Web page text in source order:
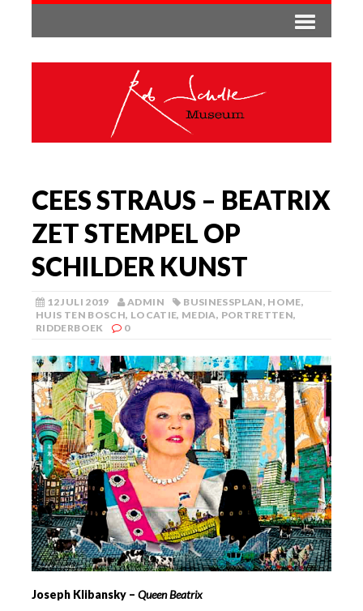
CEES STRAUS – BEATRIX
ZET STEMPEL OP
SCHILDER KUNST
12 JULI 2019 ADMIN BUSINESSPLAN, HOME,
HUIS TEN BOSCH, LOCATIE, MEDIA, PORTRETTEN,
RIDDERBOEK
0
Joseph Klibansky – Queen Beatrix